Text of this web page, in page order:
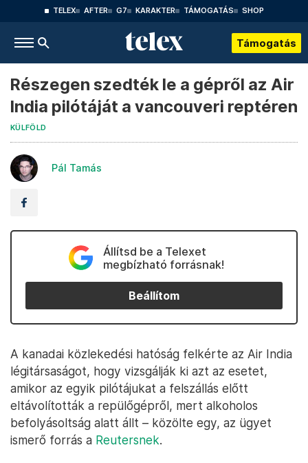
TELEX AFTER G7 KARAKTER TÁMOGATÁS SHOP
Támogatás
Részegen szedték le a gépről az Air
India pilótáját a vancouveri reptéren
KÜLFÖLD
Pál Tamás
Állítsd be a Telexet
megbízható forrásnak!
Beállítom
A kanadai közlekedési hatóság felkérte az Air India
légitársaságot, hogy vizsgálják ki azt az esetet,
amikor az egyik pilótájukat a felszállás előtt
eltávolították a repülőgépről, mert alkoholos
befolyásoltság alatt állt – közölte egy, az ügyet
ismerő forrás a Reutersnek.